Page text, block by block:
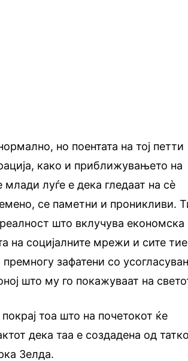
но поентата на тој петти
како и приближувањето на
луѓе е дека гледаат на сè
се паметни и проникливи.
што вклучува економска
на социјалните мрежи и сите тие
премногу зафатени со
што му го покажуваат на
тоа што на почетокот ќе
дека таа е создадена од
Зелда.